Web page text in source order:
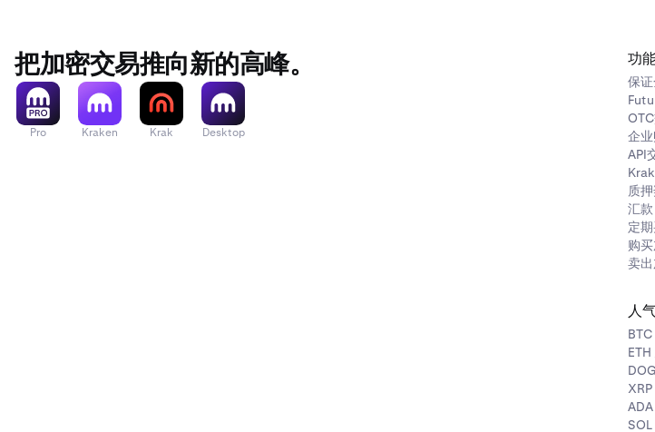
把加密交易推向新的高峰。
Pro Kraken Krak Desktop
功
保
企
API
质
汇款
定
购
卖
人